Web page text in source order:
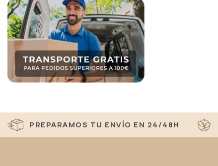
PREPARAMOS TU ENVÍO EN 24/48H